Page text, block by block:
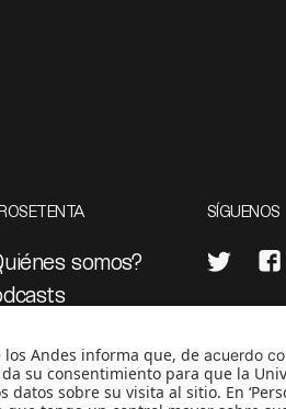
somos?
070
SÍGUENOS